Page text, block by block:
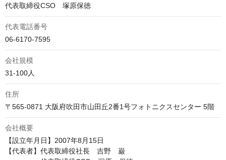
代表電話番号
06-6170-7595
会社規模
31-100人
住所
〒565-0871 大阪府吹田市山田丘2番1号フォトニクスセンター 5階
会社概要
【設立年月日】2007年8月15日
【代表者】代表取締役社長　吉野　巌